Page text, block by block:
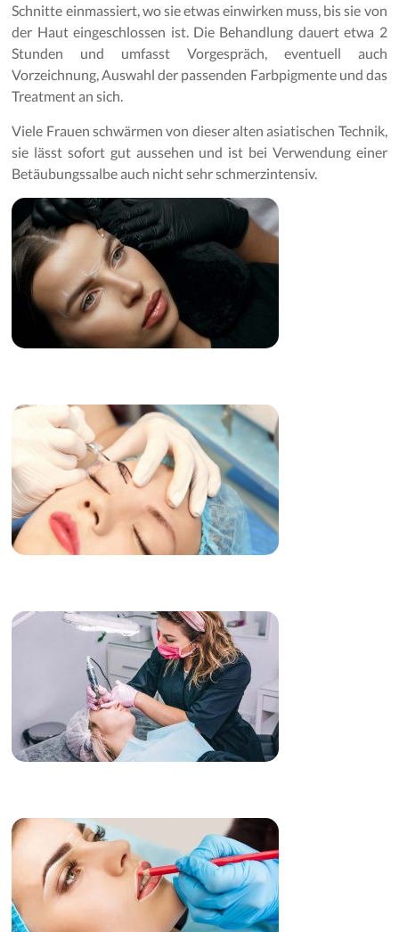
Schnitte einmassiert, wo sie etwas einwirken muss, bis sie von
der Haut eingeschlossen ist. Die Behandlung dauert etwa 2
Stunden und umfasst Vorgespräch, eventuell auch
Vorzeichnung, Auswahl der passenden Farbpigmente und das
Treatment an sich.
Viele Frauen schwärmen von dieser alten asiatischen Technik,
sie lässt sofort gut aussehen und ist bei Verwendung einer
Betäubungssalbe auch nicht sehr schmerzintensiv.